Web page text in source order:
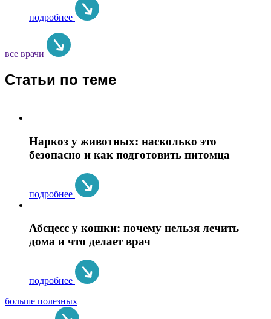
подробнее
все врачи
Статьи по теме
Наркоз у животных: насколько это
безопасно и как подготовить питомца
подробнее
Абсцесс у кошки: почему нельзя лечить
дома и что делает врач
подробнее
больше полезных